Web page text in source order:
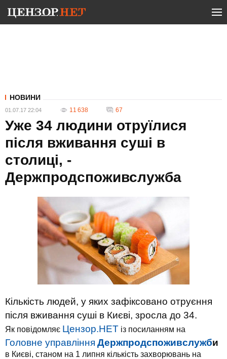
НОВИНИ
01.07.17 22:04 11 638 67
Уже 34 людини отруїлися
після вживання суші в
столиці, -
Держпродспоживслужба
Кількість людей, у яких зафіксовано отруєння
після вживання суші в Києві, зросла до 34.
Як повідомляє Цензор.НЕТ із посиланням на
Головне управління Держпродспоживслужби
в Києві, станом на 1 липня кількість захворювань на